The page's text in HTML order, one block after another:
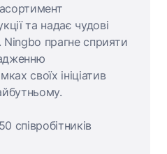
та надає чудові
Ningbo прагне сприяти
своїх ініціатив
співробітників